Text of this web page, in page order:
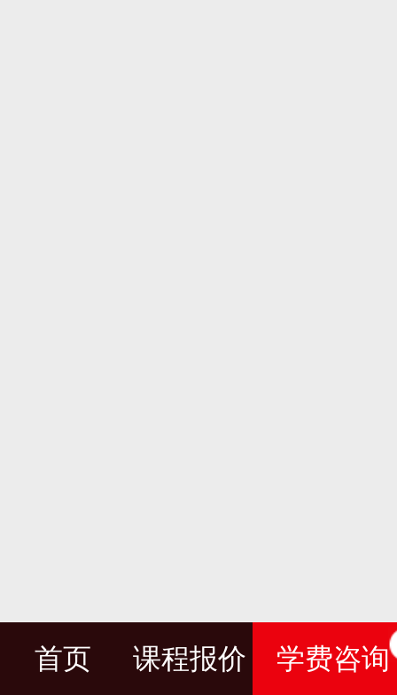
首页 课程报价 学费咨询